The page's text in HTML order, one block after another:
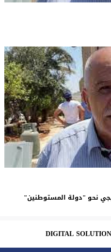
نحو "دولة المستوطنين"
DIGITAL